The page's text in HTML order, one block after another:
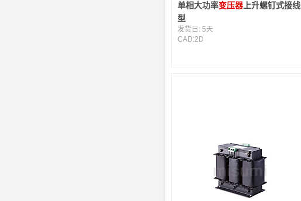
单相大功率变压器上升螺钉式接线
型
发货日:5天
CAD:2D